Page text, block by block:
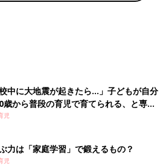
場合などは「ごめんねって、一人で言
ってごめんねしようか？」と選択肢を
計画性を育んで
なので「明日は公園に行くけれど、何
とを考えさせて。これを習慣にすると
校中に大地震が起きたら…」子どもが自分
歳から普段の育児で育てられる、と専門
齢別に解説】
児
力は「家庭学習」で鍛えるもの？
児